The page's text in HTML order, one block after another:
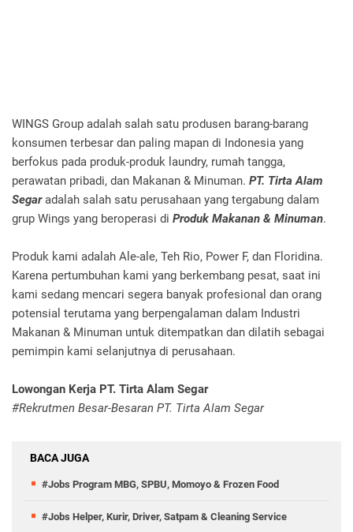
WINGS Group adalah salah satu produsen barang-barang
konsumen terbesar dan paling mapan di Indonesia yang
berfokus pada produk-produk laundry, rumah tangga,
perawatan pribadi, dan Makanan & Minuman. PT. Tirta Alam
Segaradalah salah satu perusahaan yang tergabung dalam
grup Wings yang beroperasi di Produk Makanan & Minuman.
Produk kami adalah Ale-ale, Teh Rio, Power F, dan Floridina.
Karena pertumbuhan kami yang berkembang pesat, saat ini
kami sedang mencari segera banyak profesional dan orang
potensial terutama yang berpengalaman dalam Industri
Makanan & Minuman untuk ditempatkan dan dilatih sebagai
pemimpin kami selanjutnya di perusahaan.
Lowongan Kerja PT. Tirta Alam Segar
#Rekrutmen Besar-Besaran PT. Tirta Alam Segar
BACA JUGA
#Jobs Program MBG, SPBU, Momoyo & Frozen Food
#Jobs Helper, Kurir, Driver, Satpam & Cleaning Service